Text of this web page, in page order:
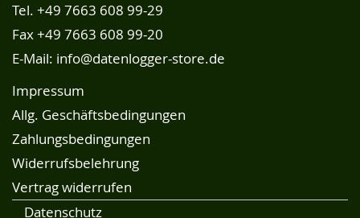
Tel. +49 7663 608 99-29
Fax +49 7663 608 99-20
E-Mail: info@datenlogger-store.de
Impressum
Allg. Geschäftsbedingungen
Zahlungsbedingungen
Widerrufsbelehrung
Vertrag widerrufen
Datenschutz